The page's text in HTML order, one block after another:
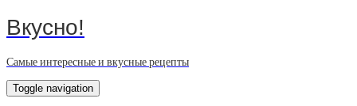
Вкусно!
Самые интересные и вкусные рецепты
Toggle navigation